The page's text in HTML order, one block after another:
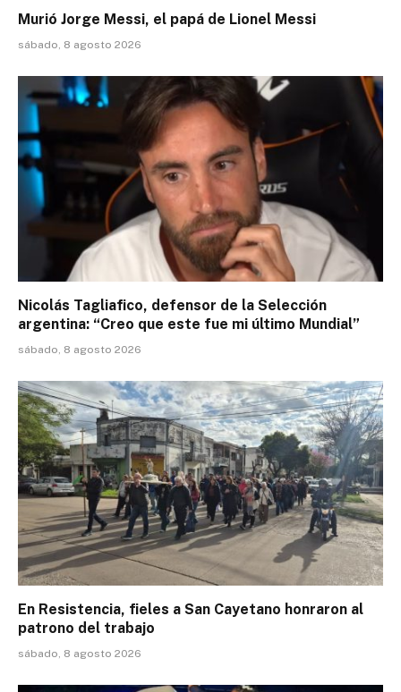
Murió Jorge Messi, el papá de Lionel Messi
sábado, 8 agosto 2026
Nicolás Tagliafico, defensor de la Selección
argentina: “Creo que este fue mi último Mundial”
sábado, 8 agosto 2026
En Resistencia, fieles a San Cayetano honraron al
patrono del trabajo
sábado, 8 agosto 2026